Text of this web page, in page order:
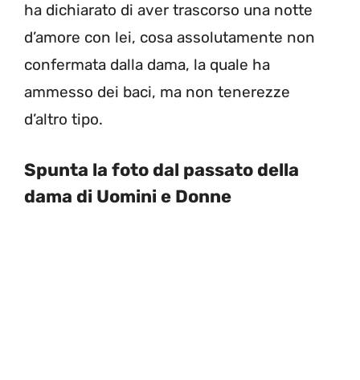
ha dichiarato di aver trascorso una notte
d’amore con lei, cosa assolutamente non
confermata dalla dama, la quale ha
ammesso dei baci, ma non tenerezze
d’altro tipo.
Spunta la foto dal passato della
dama di Uomini e Donne